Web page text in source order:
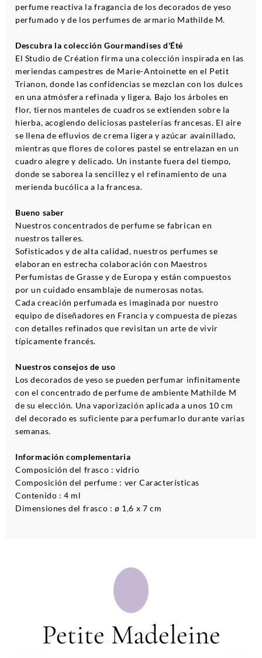
perfume reactiva la fragancia de los decorados de yeso
perfumado y de los perfumes de armario Mathilde M.
Descubra la colección Gourmandises d'Été
El Studio de Création firma una colección inspirada en las
meriendas campestres de Marie-Antoinette en el Petit
Trianon, donde las confidencias se mezclan con los dulces
en una atmósfera refinada y ligera. Bajo los árboles en
flor, tiernos manteles de cuadros se extienden sobre la
hierba, acogiendo deliciosas pastelerías francesas. El aire
se llena de efluvios de crema ligera y azúcar avainillado,
mientras que flores de colores pastel se entrelazan en un
cuadro alegre y delicado. Un instante fuera del tiempo,
donde se saborea la sencillez y el refinamiento de una
merienda bucólica a la francesa.
Bueno saber
Nuestros concentrados de perfume se fabrican en
nuestros talleres.
Sofisticados y de alta calidad, nuestros perfumes se
elaboran en estrecha colaboración con Maestros
Perfumistas de Grasse y de Europa y están compuestos
por un cuidado ensamblaje de numerosas notas.
Cada creación perfumada es imaginada por nuestro
equipo de diseñadores en Francia y compuesta de piezas
con detalles refinados que revisitan un arte de vivir
típicamente francés.
Nuestros consejos de uso
Los decorados de yeso se pueden perfumar infinitamente
con el concentrado de perfume de ambiente Mathilde M
de su elección. Una vaporización aplicada a unos 10 cm
del decorado es suficiente para perfumarlo durante varias
semanas.
Información complementaria
Composición del frasco : vidrio
Composición del perfume : ver Características
Contenido : 4 ml
Dimensiones del frasco : ø 1,6 x 7 cm
Petite Madeleine